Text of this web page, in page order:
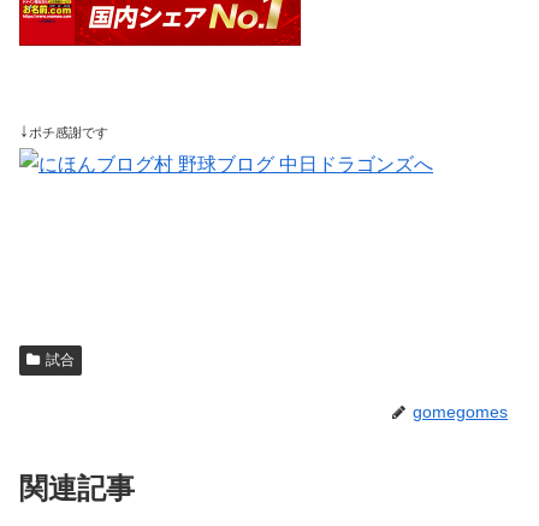
↓ ポチ感謝です
試合
gomegomes
関連記事